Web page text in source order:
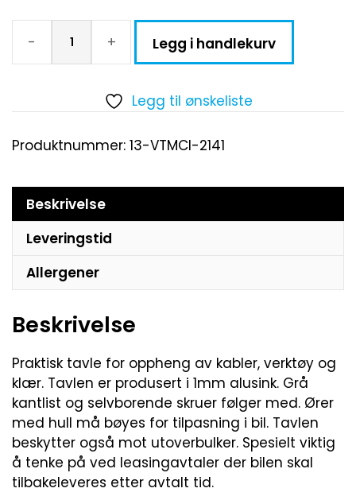
- + Legg i handlekurv
Legg til ønskeliste
Produktnummer: 13-VTMCI-2141
Beskrivelse
Leveringstid
Allergener
Beskrivelse
Praktisk tavle for oppheng av kabler, verktøy og
klær. Tavlen er produsert i 1mm alusink. Grå
kantlist og selvborende skruer følger med. Ører
med hull må bøyes for tilpasning i bil. Tavlen
beskytter også mot utoverbulker. Spesielt viktig
å tenke på ved leasingavtaler der bilen skal
tilbakeleveres etter avtalt tid.